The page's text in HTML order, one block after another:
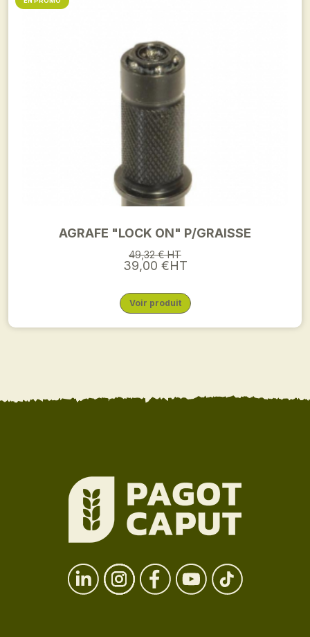
AGRAFE "LOCK ON" P/GRAISSE
49,32 € HT
39,00 €HT
Voir produit